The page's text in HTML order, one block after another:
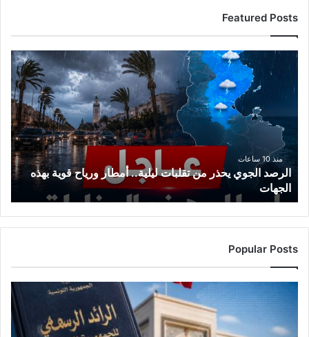
Featured Posts
الرصد
الجوي
يحذر
تقلبات
ليلية..
أمطار
ورياح
قوية
بهذه
الجهات
منذ 10 ساعات
الرصد الجوي يحذر من تقلبات ليلية.. أمطار ورياح قوية بهذه
الجهات
Popular Posts